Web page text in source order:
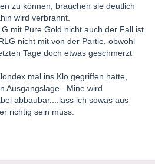
zu können, brauchen sie deutlich
wird verbrannt.
mit Pure Gold nicht auch der Fall ist.
nicht mit von der Partie, obwohl
Tage doch etwas geschmerzt
mal ins Klo gegriffen hatte,
Ausgangslage...Mine wird
abbaubar....lass ich sowas aus
richtig sein muss.